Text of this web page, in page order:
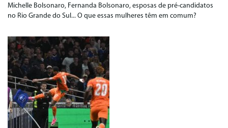
Michelle Bolsonaro, Fernanda Bolsonaro, esposas de pré-candidatos
no Rio Grande do Sul... O que essas mulheres têm em comum?